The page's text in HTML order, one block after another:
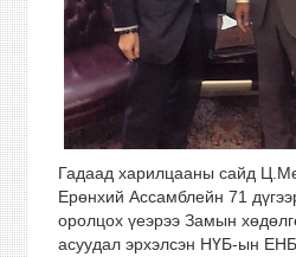
Гадаад харилцааны сайд
Ерөнхий Ассамблейн 71
оролцох үеэрээ Замын
асуудал эрхэлсэн НҮБ-ын